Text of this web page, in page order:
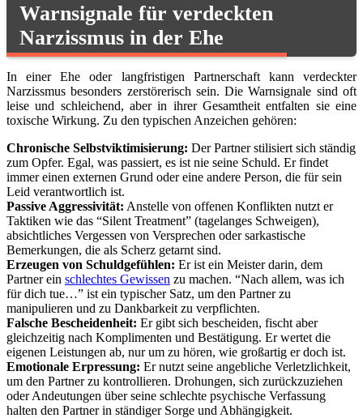
Warnsignale für verdeckten
Narzissmus in der Ehe
In einer Ehe oder langfristigen Partnerschaft kann verdeckter
Narzissmus besonders zerstörerisch sein. Die Warnsignale sind oft
leise und schleichend, aber in ihrer Gesamtheit entfalten sie eine
toxische Wirkung. Zu den typischen Anzeichen gehören:
Chronische Selbstviktimisierung: Der Partner stilisiert sich ständig
zum Opfer. Egal, was passiert, es ist nie seine Schuld. Er findet
immer einen externen Grund oder eine andere Person, die für sein
Leid verantwortlich ist.
Passive Aggressivität: Anstelle von offenen Konflikten nutzt er
Taktiken wie das “Silent Treatment” (tagelanges Schweigen),
absichtliches Vergessen von Versprechen oder sarkastische
Bemerkungen, die als Scherz getarnt sind.
Erzeugen von Schuldgefühlen: Er ist ein Meister darin, dem
Partner ein schlechtes Gewissen zu machen. “Nach allem, was ich
für dich tue…” ist ein typischer Satz, um den Partner zu
manipulieren und zu Dankbarkeit zu verpflichten.
Falsche Bescheidenheit: Er gibt sich bescheiden, fischt aber
gleichzeitig nach Komplimenten und Bestätigung. Er wertet die
eigenen Leistungen ab, nur um zu hören, wie großartig er doch ist.
Emotionale Erpressung: Er nutzt seine angebliche Verletzlichkeit,
um den Partner zu kontrollieren. Drohungen, sich zurückzuziehen
oder Andeutungen über seine schlechte psychische Verfassung
halten den Partner in ständiger Sorge und Abhängigkeit.